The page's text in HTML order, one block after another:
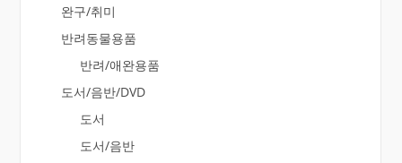
완구/취미
반려동물용품
반려/애완용품
도서/음반/DVD
도서
도서/음반